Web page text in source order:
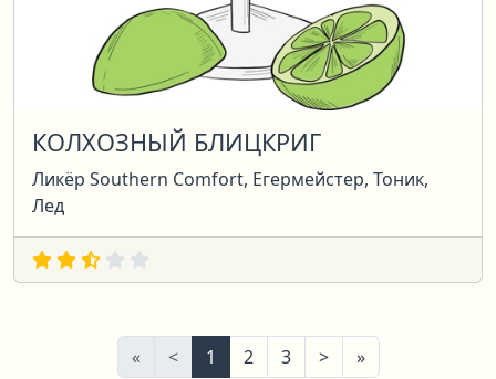
КОЛХОЗНЫЙ БЛИЦКРИГ
Ликёр Southern Comfort, Егермейстер, Тоник,
Лед
«Первая
<Предыдущая
1 2 3 >Следующая
»Последняя